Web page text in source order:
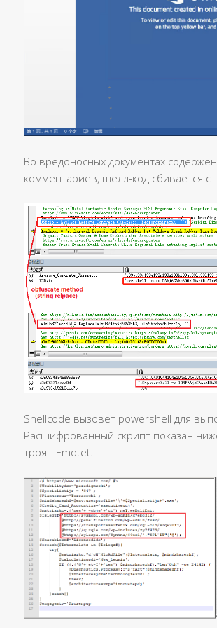
Во вредоносных документах
комментариев, шелл-код сбивается с
Shellcode вызовет powershell для
Расшифрованный скрипт показан
троян Emotet.